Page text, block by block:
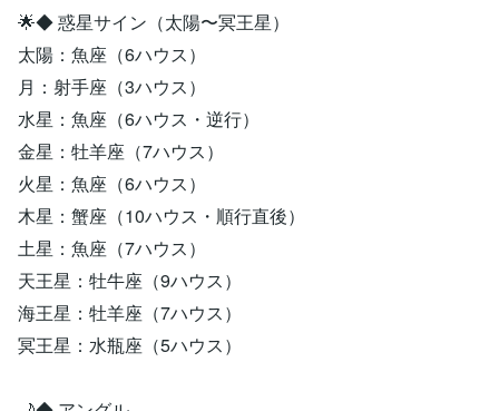
🌟◆ 惑星サイン（太陽〜冥王星）
太陽：魚座（6ハウス）
月：射手座（3ハウス）
水星：魚座（6ハウス・逆行）
金星：牡羊座（7ハウス）
火星：魚座（6ハウス）
木星：蟹座（10ハウス・順行直後）
土星：魚座（7ハウス）
天王星：牡牛座（9ハウス）
海王星：牡羊座（7ハウス）
冥王星：水瓶座（5ハウス）